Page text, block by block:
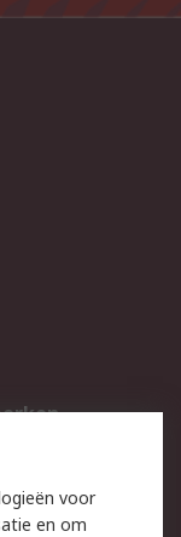
voor
en om